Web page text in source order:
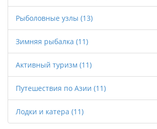
Рыболовные узлы (13)
Зимняя рыбалка (11)
Активный туризм (11)
Путешествия по Азии (11)
Лодки и катера (11)